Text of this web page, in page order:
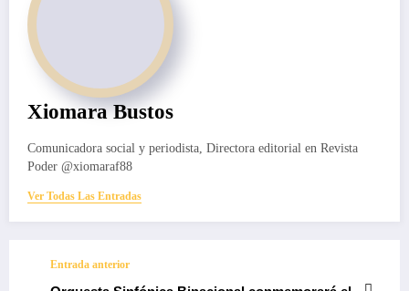
Xiomara Bustos
Comunicadora social y periodista, Directora editorial en Revista
Poder @xiomaraf88
Ver Todas Las Entradas
Entrada anterior